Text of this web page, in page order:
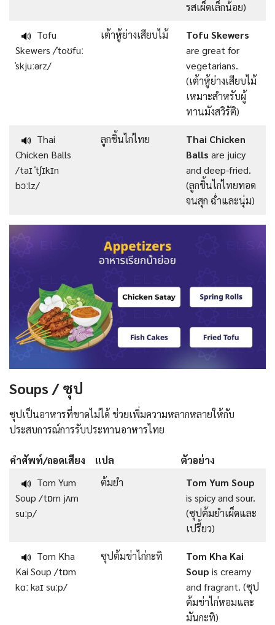
รสเผ็ดเล็กน้อย)
🔊 Tofu
Skewers /ˈtoʊfuː
ˈskjuːərz/
เต้าหู้ย่างเสียบไม้
Tofu Skewers
are great for
vegetarians.
(เต้าหู้ย่างเสียบไม้
เหมาะสำหรับผู้
ทานมังสวิรัติ)
🔊 Thai
Chicken Balls
/taɪ ˈtʃɪkɪn
bɔːlz/
ลูกชิ้นไก่ไทย
Thai Chicken
Balls are juicy
and deep-fried.
(ลูกชิ้นไก่ไทยทอด
จนสุก ฉ่ำและนุ่ม)
Soups / ซุป
ซุปเป็นอาหารที่ขาดไม่ได้ ช่วยเพิ่มความหลากหลายให้กับ
ประสบการณ์การรับประทานอาหารไทย
คำศัพท์/ถอดเสียง แปล
ตัวอย่าง
🔊 Tom Yum
Soup /tɒm jʌm
suːp/
ต้มยำ
Tom Yum Soup
is spicy and sour.
(ซุปต้มยำเผ็ดและ
เปรี้ยว)
🔊 Tom Kha
Kai Soup /tɒm
kɑː kaɪ suːp/
ซุปต้มข่าไก่กะทิ
Tom Kha Kai
Soup is creamy
and fragrant. (ซุป
ต้มข่าไก่หอมและ
มันกะทิ)